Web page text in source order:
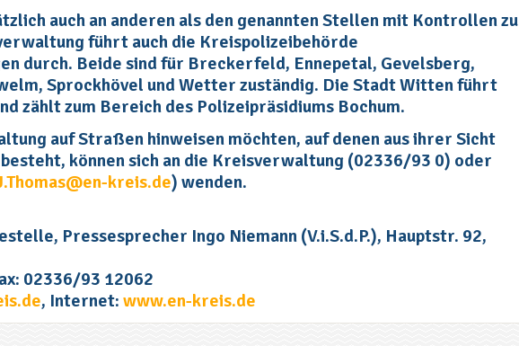
auch an anderen als den genannten Stellen mit Kontrollen zu
führt auch die Kreispolizeibehörde
durch. Beide sind für Breckerfeld, Ennepetal, Gevelsberg,
Sprockhövel und Wetter zuständig. Die Stadt Witten führt
zählt zum Bereich des Polizeipräsidiums Bochum.
auf Straßen hinweisen möchten, auf denen aus ihrer Sicht
können sich an die Kreisverwaltung (02336/93 0) oder
kreis.de) wenden.
Pressesprecher Ingo Niemann (V.i.S.d.P.), Hauptstr. 92,
02336/93 12062
, Internet: www.en-kreis.de